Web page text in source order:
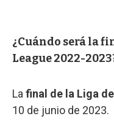
¿Cuándo será la
League 2022-
La final de la Liga
10 de junio de 2023.